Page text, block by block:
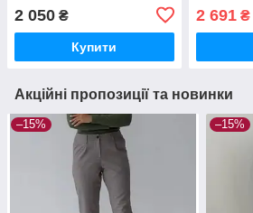
2 050 ₴
Купити
2 691₴
Акційні пропозиції та новинки
–15% –15%